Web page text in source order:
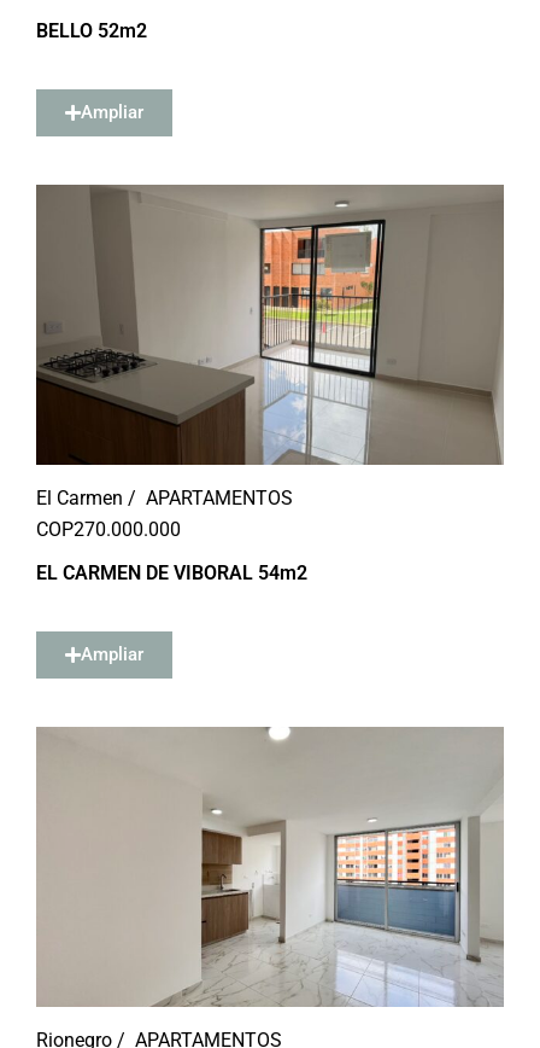
BELLO 52m2
Ampliar
El Carmen / APARTAMENTOS
COP270.000.000
EL CARMEN DE VIBORAL 54m2
Ampliar
Rionegro / APARTAMENTOS